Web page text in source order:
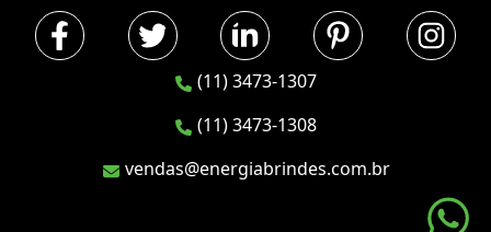
(11) 3473-1307
(11) 3473-1308
vendas@energiabrindes.com.br